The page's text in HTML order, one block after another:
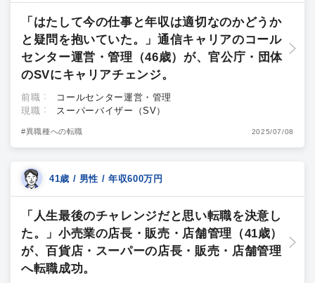
「はたして今の仕事と年収は適切なのかどうか
と疑問を抱いていた。」通信キャリアのコール
センター運営・管理（46歳）が、官公庁・団体
のSVにキャリアチェンジ。
前職
コールセンター運営・管理
現職
スーパーバイザー（SV）
#異職種への転職 2025/07/08
41歳 / 男性 / 年収600万円
「人生最後のチャレンジだと思い転職を決意し
た。」小売業の店長・販売・店舗管理（41歳）
が、百貨店・スーパーの店長・販売・店舗管理
へ転職成功。